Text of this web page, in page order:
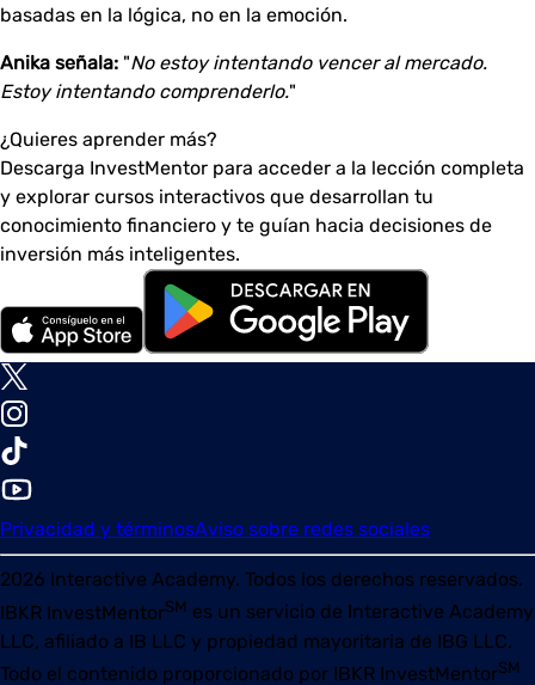
basadas en la lógica, no en la emoción.
Anika señala: "No estoy intentando vencer al mercado.
Estoy intentando comprenderlo."
¿Quieres aprender más?
Descarga InvestMentor para acceder a la lección completa
y explorar cursos interactivos que desarrollan tu
conocimiento financiero y te guían hacia decisiones de
inversión más inteligentes.
Privacidad y términosAviso sobre redes sociales
2026 Interactive Academy. Todos los derechos reservados.
IBKR InvestMentorSM es un servicio de Interactive Academy
LLC, afiliado a IB LLC y propiedad mayoritaria de IBG LLC.
Todo el contenido proporcionado por IBKR InvestMentorSM